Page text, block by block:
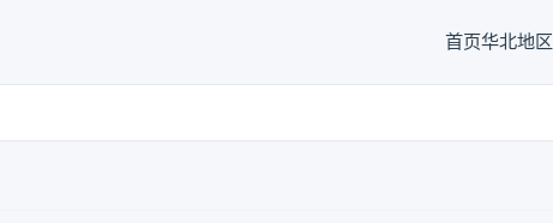
首页华北地区